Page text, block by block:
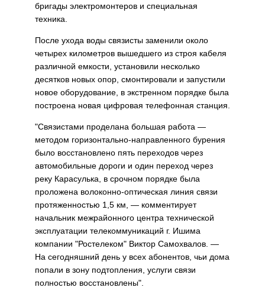
бригады электромонтеров и специальная
техника.
После ухода воды связисты заменили около
четырех километров вышедшего из строя кабеля
различной емкости, установили несколько
десятков новых опор, смонтировали и запустили
новое оборудование, в экстренном порядке была
построена новая цифровая телефонная станция.
"Связистами проделана большая работа —
методом горизонтально-направленного бурения
было восстановлено пять переходов через
автомобильные дороги и один переход через
реку Карасулька, в срочном порядке была
проложена волоконно-оптическая линия связи
протяженностью 1,5 км, — комментирует
начальник межрайонного центра технической
эксплуатации телекоммуникаций г. Ишима
компании "Ростелеком" Виктор Самохвалов. —
На сегодняшний день у всех абонентов, чьи дома
попали в зону подтопления, услуги связи
полностью восстановлены".